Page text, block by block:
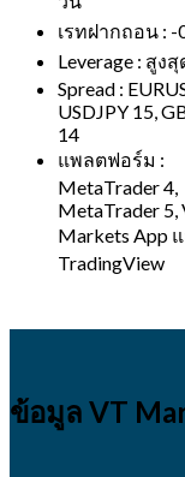
เรทฝากถอน : -
Leverage : สูง
Spread :
USDJPY 15,
14
แพลตฟอร์ม :
MetaTrader 4,
MetaTrader 5,
Markets App
TradingView
ข้อมูล VT